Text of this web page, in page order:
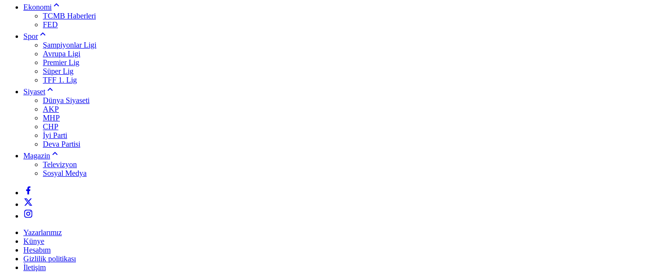
Ekonomi
TCMB Haberleri
FED
Spor
Şampiyonlar Ligi
Avrupa Ligi
Premier Lig
Süper Lig
TFF 1. Lig
Siyaset
Dünya Siyaseti
AKP
MHP
CHP
İyi Parti
Deva Partisi
Magazin
Televizyon
Sosyal Medya
Yazarlarımız
Künye
Hesabım
Gizlilik politikası
İletişim